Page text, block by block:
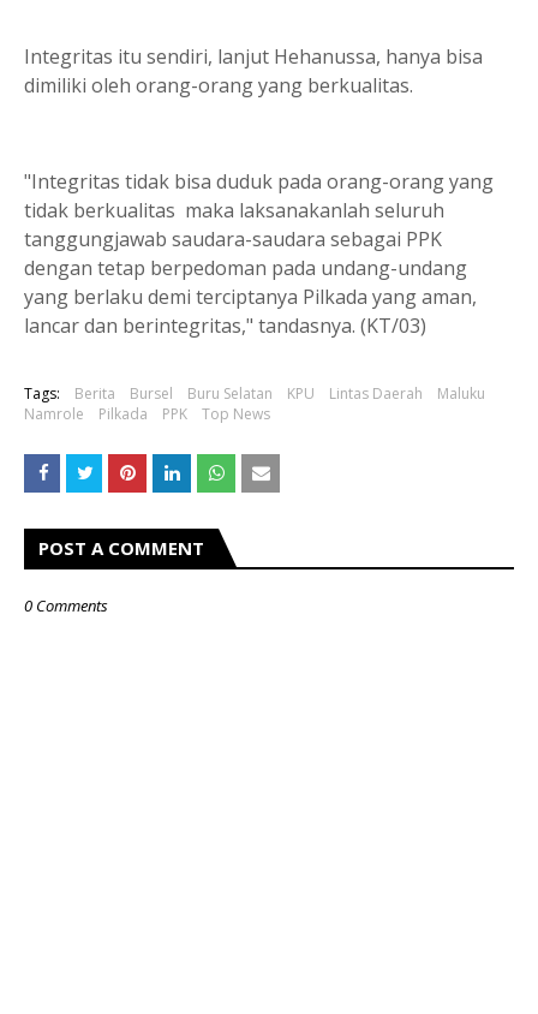
Integritas itu sendiri, lanjut Hehanussa, hanya bisa
dimiliki oleh orang-orang yang berkualitas.
"Integritas tidak bisa duduk pada orang-orang yang
tidak berkualitas maka laksanakanlah seluruh
tanggungjawab saudara-saudara sebagai PPK
dengan tetap berpedoman pada undang-undang
yang berlaku demi terciptanya Pilkada yang aman,
lancar dan berintegritas," tandasnya. (KT/03)
Tags: Berita Bursel Buru Selatan KPU Lintas Daerah
Maluku
Namrole
Pilkada PPK Top News
POST A COMMENT
0 Comments